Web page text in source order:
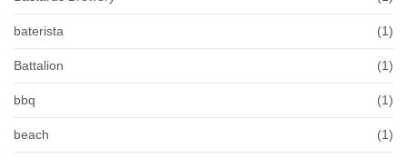
baterista (1)
Battalion (1)
bbq (1)
beach (1)